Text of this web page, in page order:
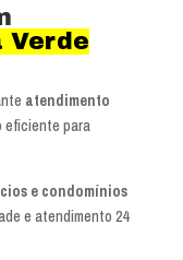
Verde
atendimento
eficiente para
e condomínios
e atendimento 24